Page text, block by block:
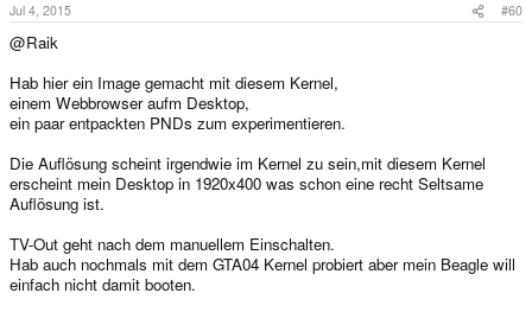
Jul 4, 2015 #60
@Raik
Hab hier ein Image gemacht mit diesem Kernel,
einem Webbrowser aufm Desktop,
ein paar entpackten PNDs zum experimentieren.
Die Auflösung scheint irgendwie im Kernel zu sein,mit diesem Kernel
erscheint mein Desktop in 1920x400 was schon eine recht Seltsame
Auflösung ist.
TV-Out geht nach dem manuellem Einschalten.
Hab auch nochmals mit dem GTA04 Kernel probiert aber mein Beagle will
einfach nicht damit booten.